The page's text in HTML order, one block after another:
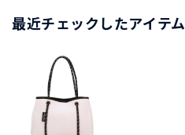
最近チェックしたアイテム